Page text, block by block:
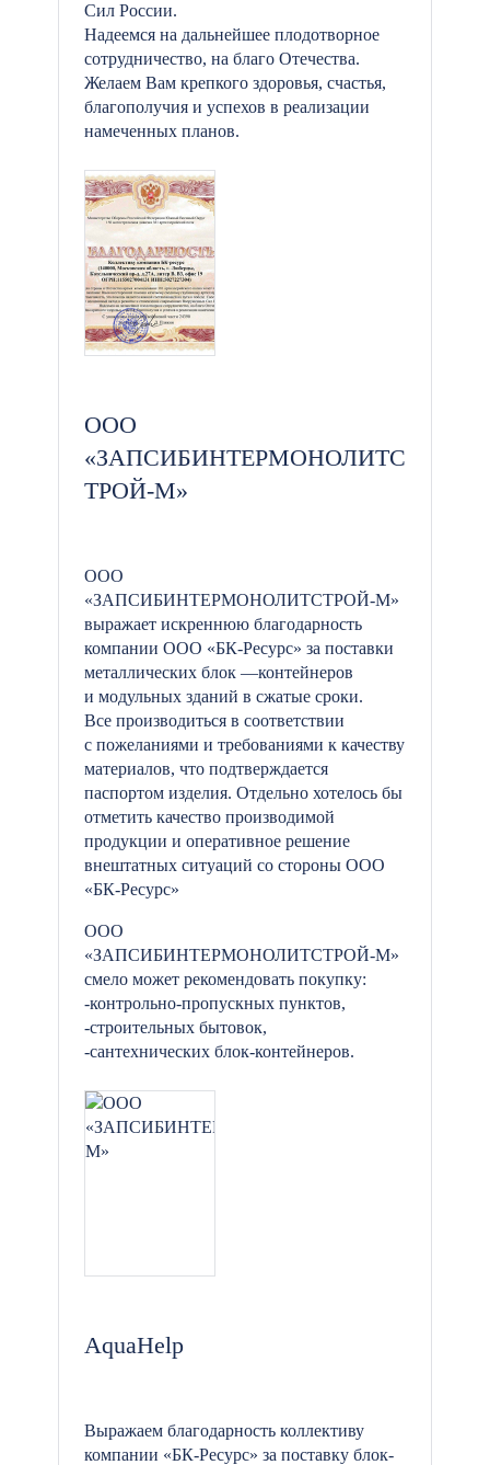
Сил России.
Надеемся на дальнейшее плодотворное
сотрудничество, на благо Отечества.
Желаем Вам крепкого здоровья, счастья,
благополучия и успехов в реализации
намеченных планов.
ООО
«ЗАПСИБИНТЕРМОНОЛИТС
ТРОЙ-М»
ООО
«ЗАПСИБИНТЕРМОНОЛИТСТРОЙ-М»
выражает искреннюю благодарность
компании ООО «БК-Ресурс» за поставки
металлических блок —контейнеров
и модульных зданий в сжатые сроки.
Все производиться в соответствии
с пожеланиями и требованиями к качеству
материалов, что подтверждается
паспортом изделия. Отдельно хотелось бы
отметить качество производимой
продукции и оперативное решение
внештатных ситуаций со стороны ООО
«БК-Ресурс»
ООО
«ЗАПСИБИНТЕРМОНОЛИТСТРОЙ-М»
смело может рекомендовать покупку:
-контрольно-пропускных пунктов,
-строительных бытовок,
-сантехнических блок-контейнеров.
AquaHelp
Выражаем благодарность коллективу
компании «БК-Ресурс» за поставку блок-